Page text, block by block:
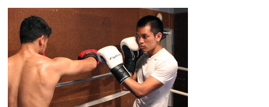
章：
决
定
做
一
个
杰